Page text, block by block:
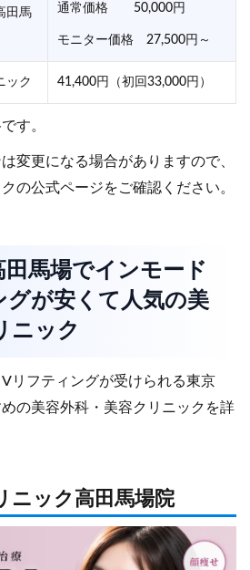
田馬
通常価格 50,000円
モニター価格 27,500円～
ック 41,400円（初回33,000円）
す。
変更になる場合がありますので、
の公式ページをご確認ください。
田馬場でインモード
グが安くて人気の美
ニック
リフティングが受けられる東京
の美容外科・美容クリニックを詳
ニック高田馬場院